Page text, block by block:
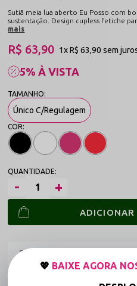
Sutiã meia lua aberto Eu Posso com
sustentação. Design cupless fetiche
mais
5% À VISTA
R$ 63,90 1xR$ 63,90sem
Único C/Regulagem
Frete grátis a partir
💖 BAIXE AGORA